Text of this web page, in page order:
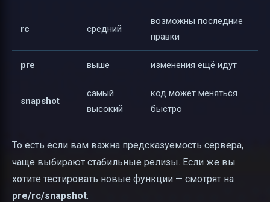
rc средний
возможны последние
правки
pre выше изменения ещё идут
snapshot
самый
высокий
код может меняться
быстро
То есть если вам важна предсказуемость сервера,
чаще выбирают стабильные релизы. Если же вы
хотите тестировать новые функции — смотрят на
pre/rc/snapshot.